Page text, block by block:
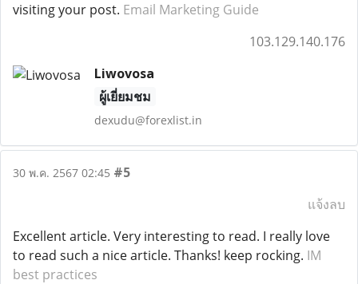
visiting your post. Email Marketing Guide
103.129.140.176
Liwovosa
ผู้เยี่ยมชม
dexudu@forexlist.in
30 พ.ค. 2567 02:45 #5
แจ้งลบ
Excellent article. Very interesting to read. I really love
to read such a nice article. Thanks! keep rocking. IM
best practices